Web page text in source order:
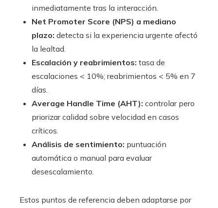
inmediatamente tras la interacción.
Net Promoter Score (NPS) a mediano
plazo: detecta si la experiencia urgente afectó
la lealtad.
Escalación y reabrimientos: tasa de
escalaciones < 10%; reabrimientos < 5% en 7
días.
Average Handle Time (AHT): controlar pero
priorizar calidad sobre velocidad en casos
críticos.
Análisis de sentimiento: puntuación
automática o manual para evaluar
desescalamiento.
Estos puntos de referencia deben adaptarse por